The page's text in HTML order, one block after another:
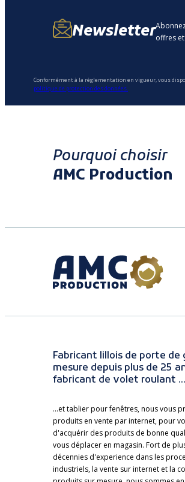
Newsletteroffres
Conformément à la réglementation en vigueur, vous
politique de protection des données.
Pourquoi choisir
AMC Production
Fabricant lillois de porte de
mesure depuis plus de 25
fabricant de volet roulant ...
...et tablier pour fenêtres, nous vous
produits en vente par internet, pour
d'acquérir des produits de bonne
vous déplacer en magasin. Fort de
décennies d'experience dans les
industriels, la vente sur internet et la